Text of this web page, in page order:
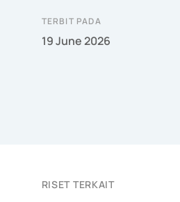
TERBIT PADA
19 June 2026
RISET TERKAIT